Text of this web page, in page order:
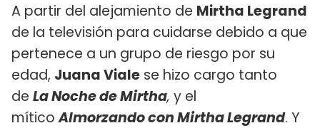
A partir del alejamiento de Mirtha Legrand
de la televisión para cuidarse debido a que
pertenece a un grupo de riesgo por su
edad, Juana Viale se hizo cargo tanto
de La Noche de Mirtha, y el
míticoAlmorzando con Mirtha Legrand. Y